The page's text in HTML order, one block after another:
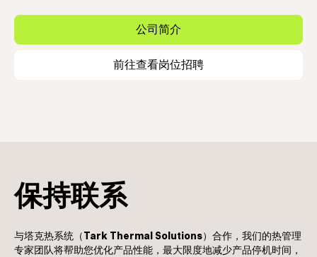
公司简介
前往查看岗位招聘
保持联系
与塔克热系统（ Tark Thermal Solutions）合作，我们的热管理
专家团队将帮助您优化产品性能，最大限度地减少产品停机时间，